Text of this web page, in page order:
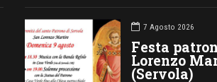
7 Agosto 2026
Festa
Lorenzo
(Servola)